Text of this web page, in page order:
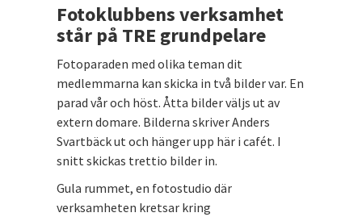
Fotoklubbens verksamhet
står på TRE grundpelare
Fotoparaden med olika teman dit
medlemmarna kan skicka in två bilder var. En
parad vår och höst. Åtta bilder väljs ut av
extern domare. Bilderna skriver Anders
Svartbäck ut och hänger upp här i cafét. I
snitt skickas trettio bilder in.
Gula rummet, en fotostudio där
verksamheten kretsar kring